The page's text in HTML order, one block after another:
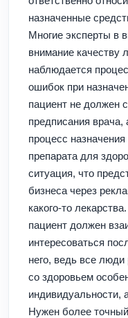
назначенные
Многие эксперты в
внимание качеству
наблюдается
ошибок при
пациент не должен
предписания врача,
процесс
препарата для
ситуация, что
бизнеса через
какого-то
пациент должен
интересоваться
него, ведь все
со здоровьем
индивидуальности,
Нужен более